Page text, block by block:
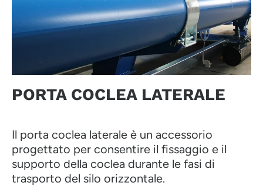
PORTA COCLEA LATERALE
Il porta coclea laterale è un accessorio
progettato per consentire il fissaggio e il
supporto della coclea durante le fasi di
trasporto del silo orizzontale.